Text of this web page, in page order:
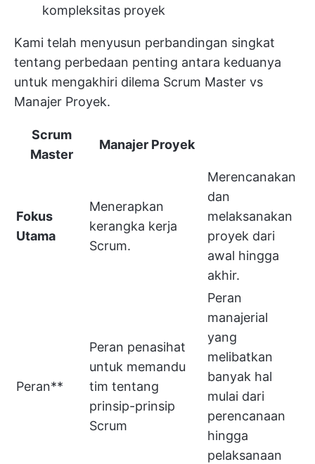
kompleksitas proyek
Kami telah menyusun perbandingan singkat
tentang perbedaan penting antara keduanya
untuk mengakhiri dilema Scrum Master vs
Manajer Proyek.
Scrum
Master
Manajer Proyek
Fokus
Utama
Menerapkan
kerangka kerja
Scrum.
Merencanakan
dan
melaksanakan
proyek dari
awal hingga
akhir.
Peran**
Peran penasihat
untuk memandu
tim tentang
prinsip-prinsip
Scrum
Peran
manajerial
yang
melibatkan
banyak hal
mulai dari
perencanaan
hingga
pelaksanaan